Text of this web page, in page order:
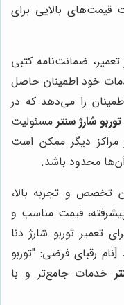
قیمت‌های بالایی برای
ضمانت‌نامه کتبی
خود اطمینان حاصل
را می‌دهد که در
توربو شارژ سنتر مسئولیت
دیگر ممکن است
محدود باشد.
تخصص و تجربه بالا،
قیمت مناسب و
تعمیر توربو شارژ دنا
رقبای فرضی: "توربو
خدمات جامع‌تر و با